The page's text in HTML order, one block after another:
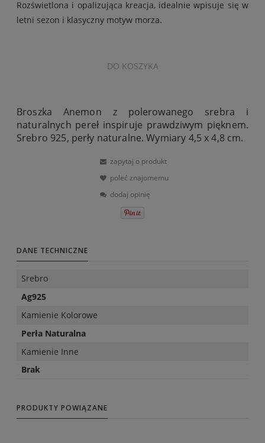
Rozświetlona i opalizująca kreacja, idealnie wpisuje się w
letni sezon i klasyczny motyw morza.
DO KOSZYKA
Broszka Anemon z polerowanego srebra i
naturalnych pereł inspiruje prawdziwym pięknem.
Srebro 925, perły naturalne. Wymiary 4,5 x 4,8 cm.
zapytaj o produkt
poleć znajomemu
dodaj opinię
DANE TECHNICZNE
Srebro
Ag925
Kamienie Kolorowe
Perła Naturalna
Kamienie Inne
Brak
PRODUKTY POWIĄZANE